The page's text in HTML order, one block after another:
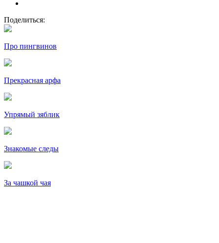
Поделиться:
Про пингвинов
Прекрасная арфа
Упрямый зяблик
Знакомые следы
За чашкой чая